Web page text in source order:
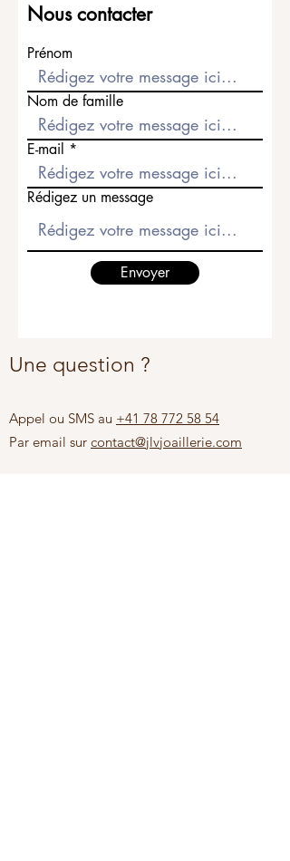
Nous contacter
Prénom
Nom de famille
E-mail
Rédigez un message
Envoyer
Une question ?
Appel ou SMS au +41 78 772 58 54
Par email sur contact@jlvjoaillerie.com